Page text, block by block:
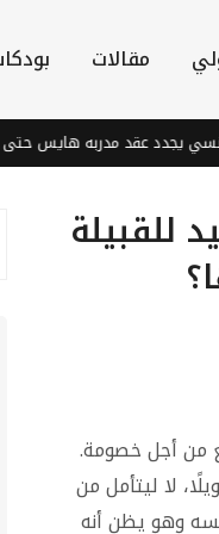
مقالات
هايس حتى 2028
للقبيلة
من أجل خصومة.
لا ليتأمل من
وهو يظن أنه